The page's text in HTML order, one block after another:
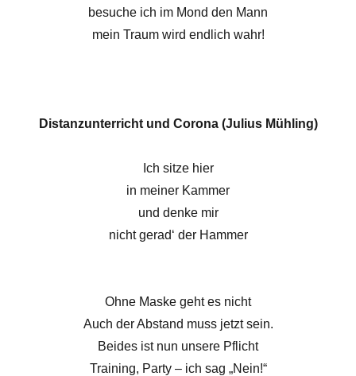
besuche ich im Mond den Mann
mein Traum wird endlich wahr!
Distanzunterricht und Corona (Julius Mühling)
Ich sitze hier
in meiner Kammer
und denke mir
nicht gerad‘ der Hammer
Ohne Maske geht es nicht
Auch der Abstand muss jetzt sein.
Beides ist nun unsere Pflicht
Training, Party – ich sag „Nein!“